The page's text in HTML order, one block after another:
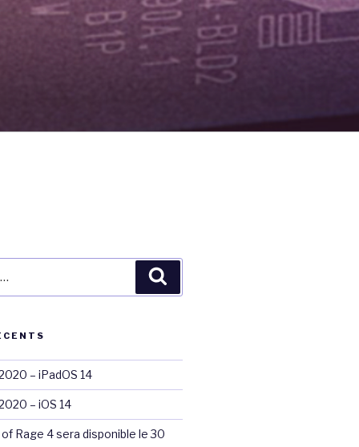
– iPadOS 14
– iOS 14
Rage 4 sera disponible le 30